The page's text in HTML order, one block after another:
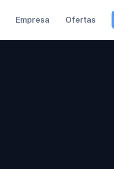
Empresa Ofertas